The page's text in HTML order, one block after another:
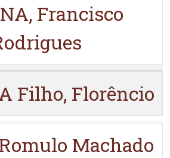
Francisco
Filho, Florêncio
Machado